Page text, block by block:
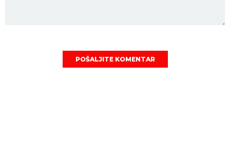
POŠALJITE KOMENTAR